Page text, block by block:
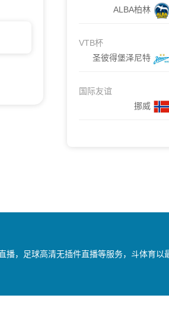
ALBA柏林
VTB杯
圣彼得堡泽尼特
国际友谊
挪威
，足球高清无插件直播等服务，斗体育以